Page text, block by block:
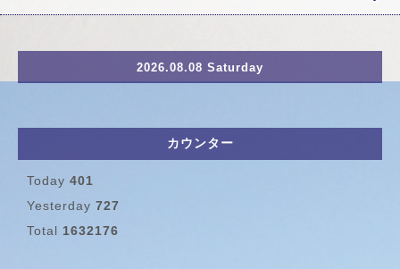
2026.08.08 Saturday
カウンター
Today 401
Yesterday 727
Total 1632176